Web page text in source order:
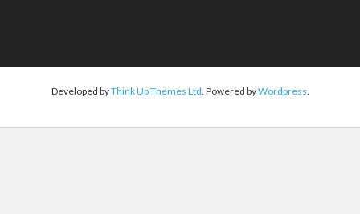
Developed byThink Up Themes Ltd. Powered byWordpress.